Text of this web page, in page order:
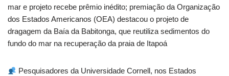
mar e projeto recebe prêmio inédito; premiação da Organização
dos Estados Americanos (OEA) destacou o projeto de
dragagem da Baía da Babitonga, que reutiliza sedimentos do
fundo do mar na recuperação da praia de Itapoá
Pesquisadores da Universidade Cornell, nos Estados